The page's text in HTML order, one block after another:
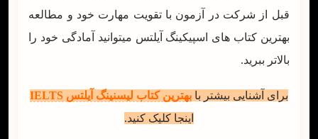
قبل از شرکت در آزمون با تقویت مهارت خود و مطالعه
بهترین کتاب های اسپیکینگ آیلتس میتوانید آمادگی خود را
بالاتر ببرید.
برای آشنایی بیشتر با بهترین کتاب لیسنینگ آیلتس IELTS
اینجا کلیک کنید.